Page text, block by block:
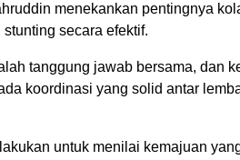
menekankan pentingnya
secara efektif.
tanggung jawab bersama, dan
koordinasi yang solid antar
untuk menilai kemajuan